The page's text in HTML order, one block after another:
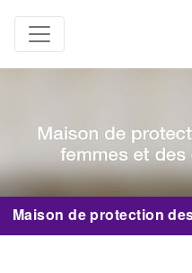
Maison de protection